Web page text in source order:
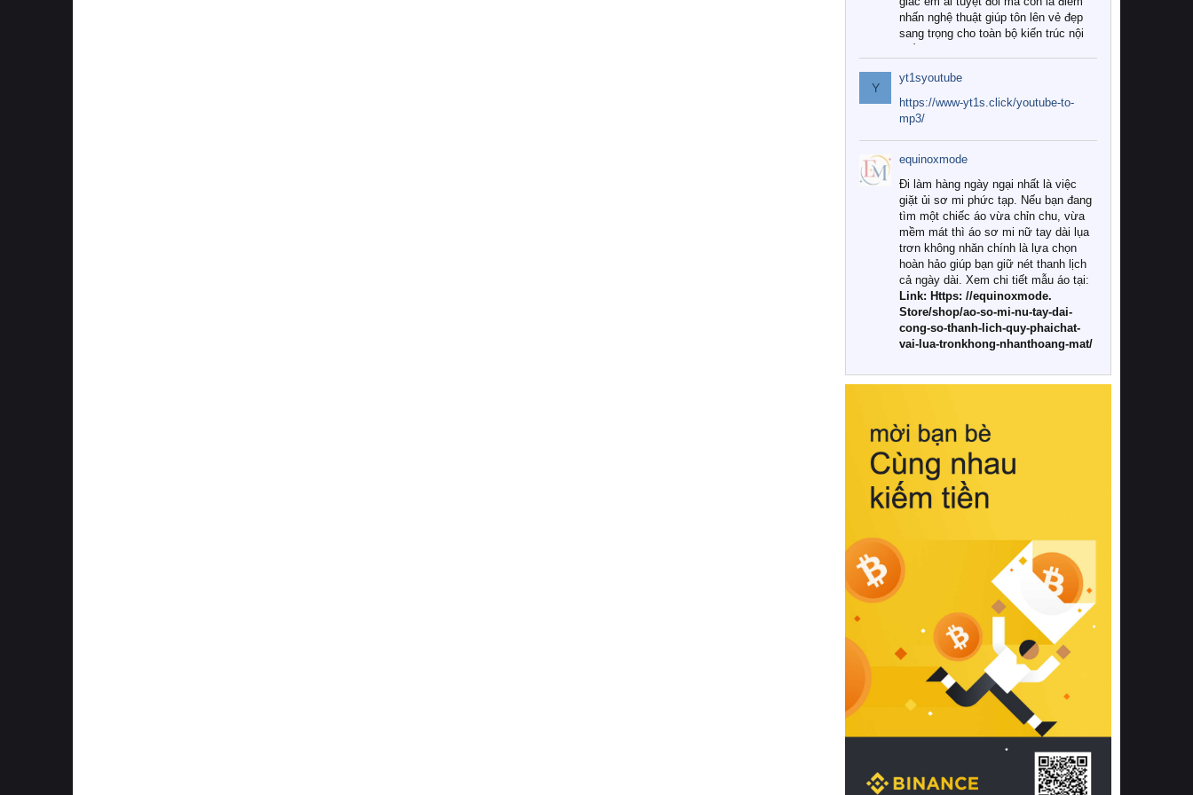
nhấn nghệ thuật giúp tôn lên vẻ đẹp
sang trọng cho toàn bộ kiến trúc nội
Tuy nhiên, giữa thị trường đa dạng
với vô vàn thương hiệu và mẫu mã
như hiện nay, làm thế nào để chọn
được những bộ chăn ga gối đệm cao
cấp thực sự chất lượng, phù hợp với
khí hậu và nhu cầu sử dụng của gia
đình? Hãy cùng chúng tôi đi tìm lời
giải đáp chi tiết qua bài viết dưới đây.
1. Tại sao các gia đình hiện đại lại ưa
chuộng chăn ga gối đệm cao cấp?
Khác với các dòng sản phẩm thông
thường, những bộ chăn ga gối đệm
cao cấp trải qua quy trình sản xuất
nghiêm ngặt từ khâu chọn lọc nguyên
liệu tự nhiên đến công nghệ dệt
nhuộm hiện đại không chứa hóa chất
này, bạn sẽ cảm nhận rõ rệt sự khác
hồi chuẩn xác của phần đệm nâng đỡ
cột sống.
Bên cạnh đó, việc lựa chọn các dòng
sản phẩm đạt chuẩn chất lượng quốc
tế còn giúp ngăn ngừa tình trạng kích
khuẩn và nấm mốc trong điều kiện
thời tiết nóng ẩm. Bạn có thể tìm hiểu
thêm các nghiên cứu khoa học về tác
động của giấc ngủ và môi trường
phòng ngủ đối với sức khỏe con
người tại Sleep Foundation (External
Link) để có cái nhìn toàn diện hơn.
2. Các tiêu chí vàng khi lựa chọn
chăn ga gối đệm cao cấp cho phòng
ngủ
Để sở hữu một bộ chăn ga gối đệm
cao cấp hoàn hảo cả về thẩm mỹ lẫn
công năng, người tiêu dùng cần cân
nhắc kỹ lưỡng các tiêu chí quan trọng
Y
yt1syoutube
https://www-yt1s.click/youtube-to-
mp3/
equinoxmode
Đi làm hàng ngày ngại nhất là việc
giặt ủi sơ mi phức tạp. Nếu bạn đang
tìm một chiếc áo vừa chỉn chu, vừa
mềm mát thì áo sơ mi nữ tay dài lụa
trơn không nhăn chính là lựa chọn
hoàn hảo giúp bạn giữ nét thanh lịch
cả ngày dài. Xem chi tiết mẫu áo tại:
Link: Https: //equinoxmode.
Store/shop/ao-so-mi-nu-tay-dai-
cong-so-thanh-lich-quy-phaichat-
vai-lua-tronkhong-nhanthoang-mat/